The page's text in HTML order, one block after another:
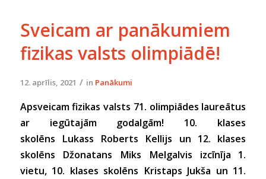
Sveicam ar panākumiem
fizikas valsts olimpiādē!
12. aprīlis, 2021 / in Panākumi
Apsveicam fizikas valsts 71. olimpiādes laureātus
ar iegūtajām godalgām! 10. klases
skolēns Lukass Roberts Kellijs un 12. klases
skolēns Džonatans Miks Melgalvis izcīnīja 1.
vietu, 10. klases skolēns Kristaps Jukša un 11.